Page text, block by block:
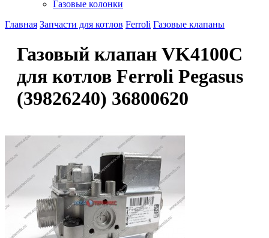
Газовые колонки
Главная Запчасти для котлов Ferroli Газовые клапаны
Газовый клапан VK4100C
для котлов Ferroli Pegasus
(39826240) 36800620